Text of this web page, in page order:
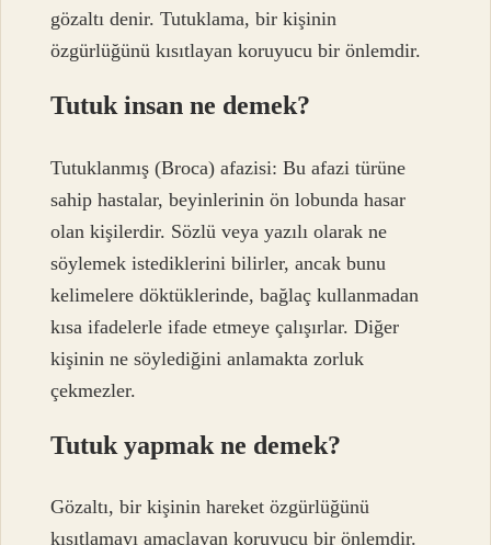
gözaltı denir. Tutuklama, bir kişinin
özgürlüğünü kısıtlayan koruyucu bir önlemdir.
Tutuk insan ne demek?
Tutuklanmış (Broca) afazisi: Bu afazi türüne
sahip hastalar, beyinlerinin ön lobunda hasar
olan kişilerdir. Sözlü veya yazılı olarak ne
söylemek istediklerini bilirler, ancak bunu
kelimelere döktüklerinde, bağlaç kullanmadan
kısa ifadelerle ifade etmeye çalışırlar. Diğer
kişinin ne söylediğini anlamakta zorluk
çekmezler.
Tutuk yapmak ne demek?
Gözaltı, bir kişinin hareket özgürlüğünü
kısıtlamayı amaçlayan koruyucu bir önlemdir.